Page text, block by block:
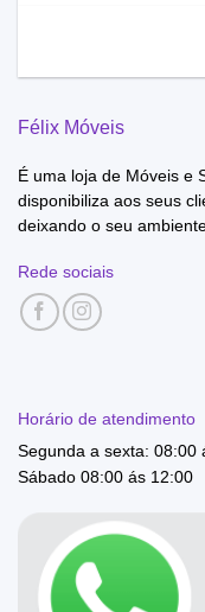
Félix Móveis
É uma loja de Móveis e
disponibiliza aos seus
deixando o seu
Rede sociais
Horário de atendimento
Segunda a sexta: 08:00
Sábado 08:00 ás 12:00